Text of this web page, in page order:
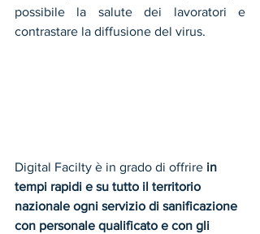
possibile la salute dei lavoratori e
contrastare la diffusione del virus.
Digital Facilty è in grado di offrire in
tempi rapidi e su tutto il territorio
nazionale ogni servizio di sanificazione
con personale qualificato e con gli